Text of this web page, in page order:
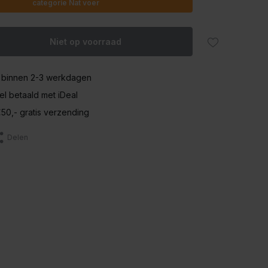
categorie Nat voer
Niet op voorraad
2-3 werkdagen
betaald met iDeal
gratis verzending
Delen